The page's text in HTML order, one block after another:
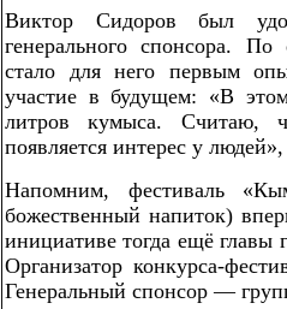
Виктор Сидоров был
генерального спонсора.
стало для него первым
участие в будущем: «В
литров кумыса. Считаю,
появляется интерес у
Напомним, фестиваль
божественный напиток)
инициативе тогда ещё главы
Организатор конкурса-
Генеральный спонсор —